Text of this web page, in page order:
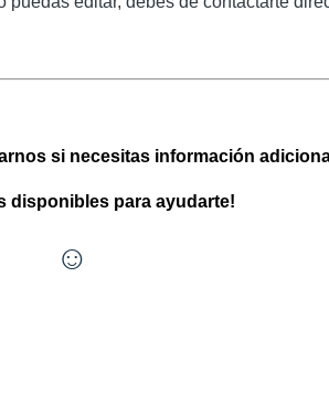
si necesitas información
disponibles para ayudarte!
☺